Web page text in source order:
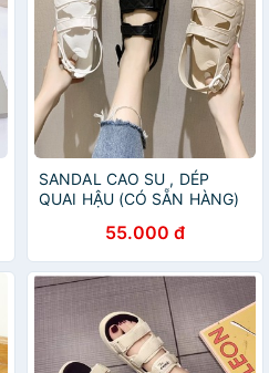
SANDAL CAO SU , DÉP
QUAI HẬU (CÓ SẴN HÀNG)
55.000 đ